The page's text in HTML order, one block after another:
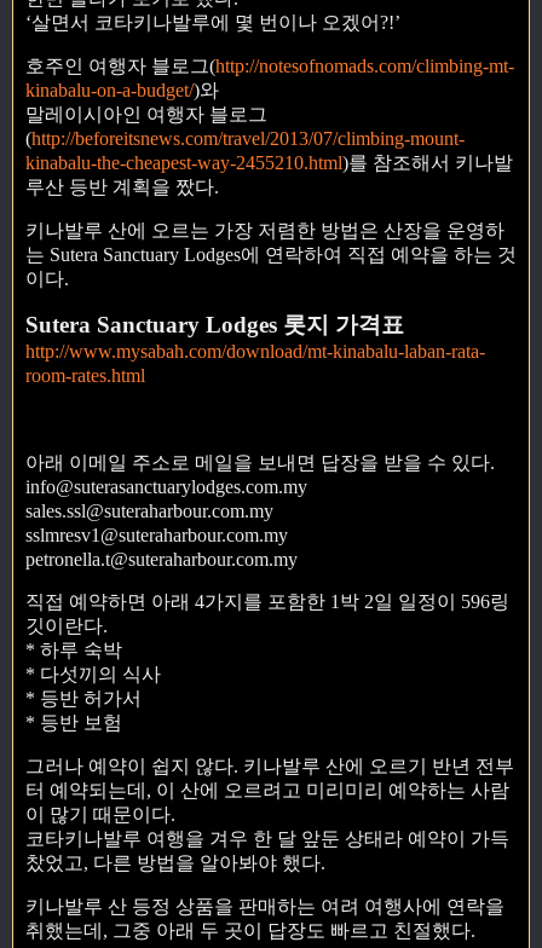
‘살면서 코타키나발루에 몇 번이나 오겠어?!’
호주인 여행자 블로그(http://notesofnomads.com/climbing-mt-
kinabalu-on-a-budget/)와
말레이시아인 여행자 블로그
(http://beforeitsnews.com/travel/2013/07/climbing-mount-
kinabalu-the-cheapest-way-2455210.html)를 참조해서 키나발
루산 등반 계획을 짰다.
키나발루 산에 오르는 가장 저렴한 방법은 산장을 운영하
는 Sutera Sanctuary Lodges에 연락하여 직접 예약을 하는 것
이다.
Sutera Sanctuary Lodges 롯지 가격표
http://www.mysabah.com/download/mt-kinabalu-laban-rata-
room-rates.html
아래 이메일 주소로 메일을 보내면 답장을 받을 수 있다.
info@suterasanctuarylodges.com.my
sales.ssl@suteraharbour.com.my
sslmresv1@suteraharbour.com.my
petronella.t@suteraharbour.com.my
직접 예약하면 아래 4가지를 포함한 1박 2일 일정이 596링
깃이란다.
* 하루 숙박
* 다섯끼의 식사
* 등반 허가서
* 등반 보험
그러나 예약이 쉽지 않다. 키나발루 산에 오르기 반년 전부
터 예약되는데, 이 산에 오르려고 미리미리 예약하는 사람
이 많기 때문이다.
코타키나발루 여행을 겨우 한 달 앞둔 상태라 예약이 가득
찼었고, 다른 방법을 알아봐야 했다.
키나발루 산 등정 상품을 판매하는 여려 여행사에 연락을
취했는데, 그중 아래 두 곳이 답장도 빠르고 친절했다.